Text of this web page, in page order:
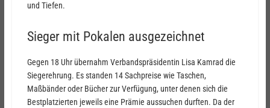
und Tiefen.
Sieger mit Pokalen ausgezeichnet
Gegen 18 Uhr übernahm Verbandspräsidentin Lisa Kamrad die
Siegerehrung. Es standen 14 Sachpreise wie Taschen,
Maßbänder oder Bücher zur Verfügung, unter denen sich die
Bestplatzierten jeweils eine Prämie aussuchen durften. Da der